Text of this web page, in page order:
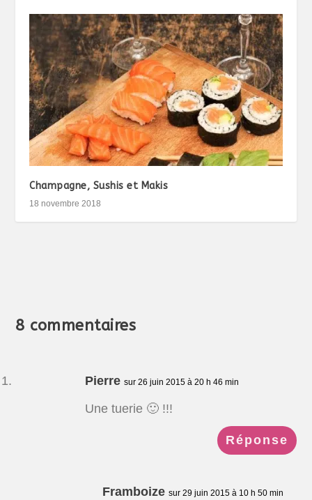
Champagne, Sushis et Makis
18 novembre 2018
8 commentaires
Pierre sur 26 juin 2015 à 20 h 46 min
Une tuerie 🙂 !!!
Réponse
Framboize sur 29 juin 2015 à 10 h 50 min